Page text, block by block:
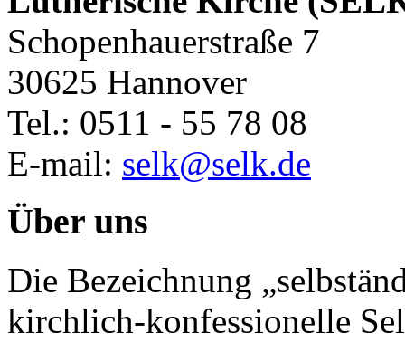
Schopenhauerstraße 7
30625 Hannover
Tel.: 0511 - 55 78 08
E-mail: selk@selk.de
Über uns
Die Bezeichnung
kirchlich-konfessionelle